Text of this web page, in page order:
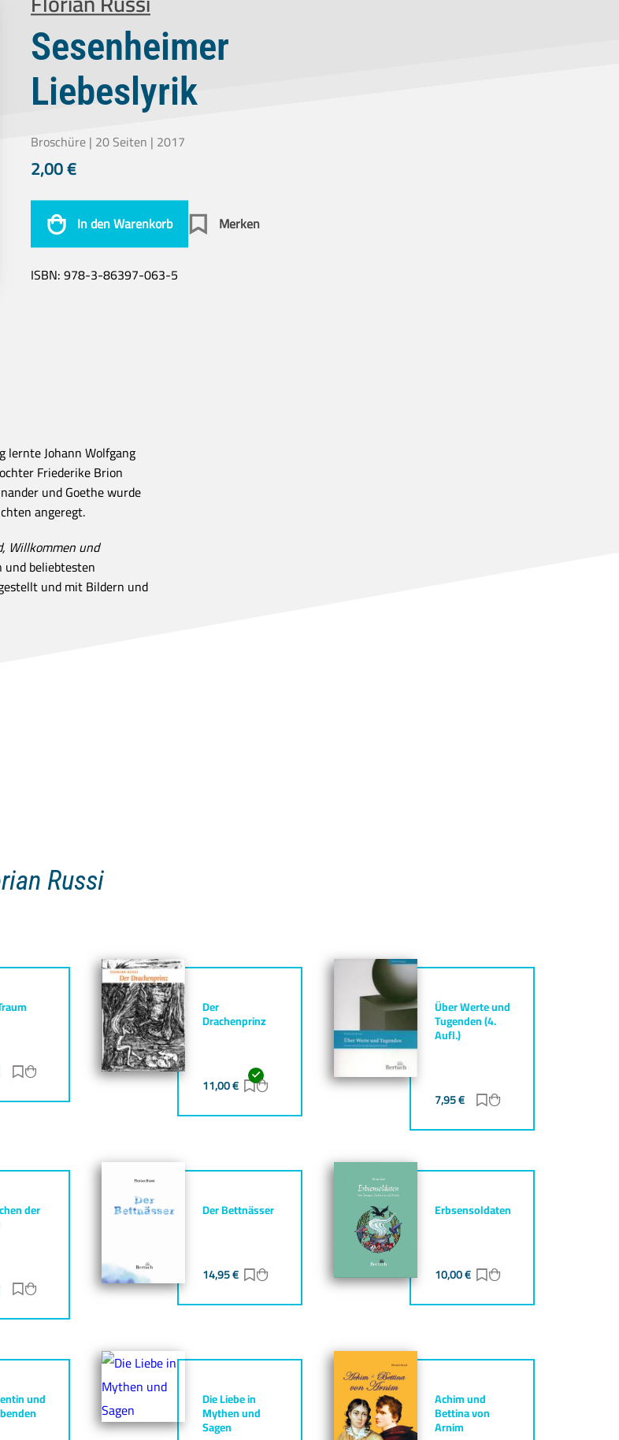
Sesenheimer
Liebeslyrik
Broschüre | 20 Seiten | 2017
2,00€
In den Warenkorb Merken
ISBN:978-3-86397-063-5
lernte Johann Wolfgang
Friederike Brion
und Goethe wurde
angeregt.
Willkommen und
und beliebtesten
und mit Bildern und
Russi
Zur Merkliste hinzufügen
Zum Warenkorb hinzufügen
Der
Drachenprinz
11,00€ Zur Merkliste hinzufügen
Zum Warenkorb hinzufügen
Über Werte und
Tugenden (4.
Aufl.)
7,95€ Zur Merkliste
der
Zur Merkliste hinzufügen
Zum Warenkorb hinzufügen
Der Bettnässer
14,95€ Zur Merkliste hinzufügen
Zum Warenkorb hinzufügen
Erbsensoldaten
10,00€ Zur Merkliste
und Die Liebe in
Mythen und
Sagen
Achim und
Bettina von
Arnim